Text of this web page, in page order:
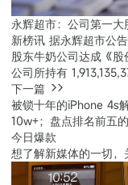
永辉超市：公司第一
新榜讯 据永辉超市公
股东牛奶公司达成《
公司所持有
下一篇
被锁十年的iPhone 4s
10w+；盘点排名前五
今日爆款
想了解新媒体的一切，